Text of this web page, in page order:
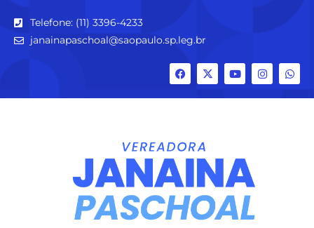
Telefone: (11) 3396-4233
janainapaschoal@saopaulo.sp.leg.br